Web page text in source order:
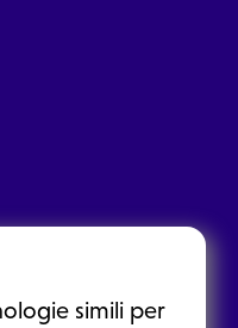
simili per